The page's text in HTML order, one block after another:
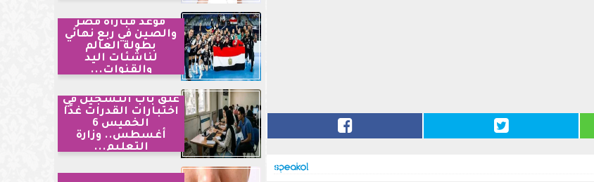
موعد مباراة مصر
والصين في ربع نهائي
بطولة العالم
لناشئات اليد
والقنوات...
غلق باب التسجيل في
اختبارات القدرات غدًا
الخميس 6
أغسطس.. وزارة
التعليم...